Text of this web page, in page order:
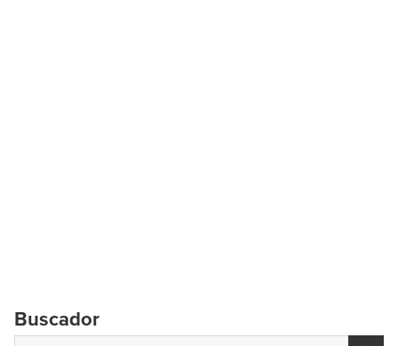
Buscador